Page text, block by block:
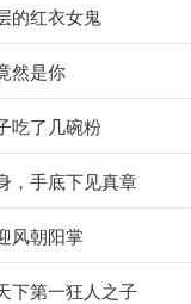
的红衣女鬼
然是你
吃了几碗粉
，手底下见真章
风朝阳掌
下第一狂人之子